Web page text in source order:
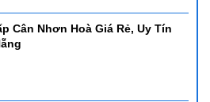
Cân Nhơn Hoà Giá Rẻ, Uy Tín